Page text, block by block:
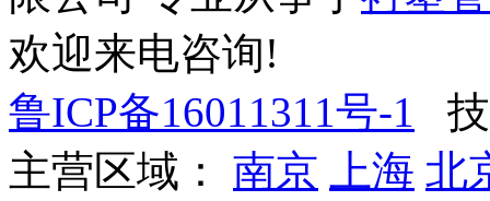
欢迎来电咨询!
鲁ICP备16011311号-1
主营区域： 南京 上海 北